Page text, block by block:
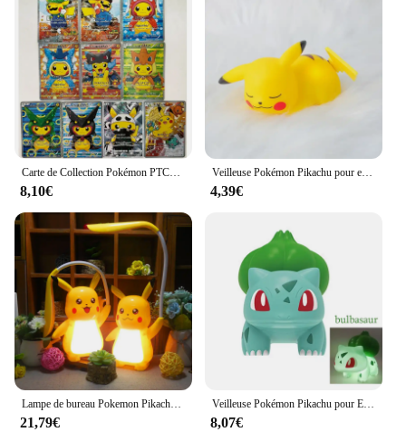
8,10€
Veilleuse Pokémon Pikachu pour enfants, figurines d'anime plonger oyantes, jouet mignon, lampe de chevet à LED, ornement Kawaii, cadeau pour enfants, 6 pièces
4,39€
21,79€
Veilleuse Pokémon Pikachu pour Enfants, Poupées Anime, Lumière Douce, Lumières LED de oral et, Luminosité Réglable, Décor de Chambre, Jouets
8,07€